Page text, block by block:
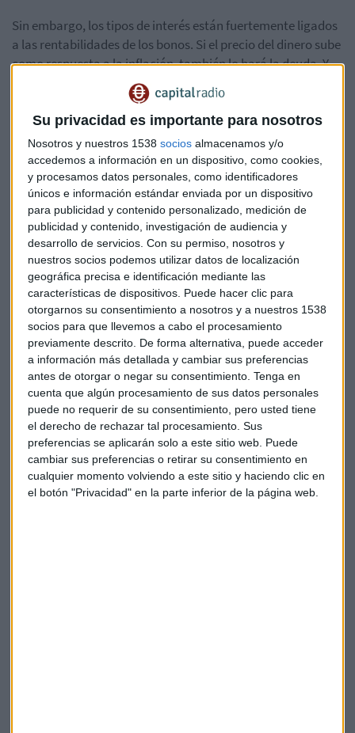
Su privacidad es importante para nosotros
Nosotros y nuestros 1538 socios almacenamos y/o
accedemos a información en un dispositivo, como cookies,
y procesamos datos personales, como identificadores
únicos e información estándar enviada por un dispositivo
para publicidad y contenido personalizado, medición de
publicidad y contenido, investigación de audiencia y
desarrollo de servicios. Con su permiso, nosotros y
nuestros socios podemos utilizar datos de localización
geográfica precisa e identificación mediante las
características de dispositivos. Puede hacer clic para
otorgarnos su consentimiento a nosotros y a nuestros 1538
socios para que llevemos a cabo el procesamiento
previamente descrito. De forma alternativa, puede acceder
a información más detallada y cambiar sus preferencias
antes de otorgar o negar su consentimiento. Tenga en
cuenta que algún procesamiento de sus datos personales
puede no requerir de su consentimiento, pero usted tiene
el derecho de rechazar tal procesamiento. Sus
preferencias se aplicarán solo a este sitio web. Puede
cambiar sus preferencias o retirar su consentimiento en
cualquier momento volviendo a este sitio y haciendo clic en
el botón "Privacidad" en la parte inferior de la página web.
Sin embargo, los tipos de interés están fuertemente ligados
a las rentabilidades de los bonos. Si el precio del dinero sube
como respuesta a la inflación, también lo hará la deuda. Y
ahora son los bonos los que se están adelantando a los
bancos centrales por las crecientes expectativas
inflacionistas
El "tigre" de la inflación ha despertado
Andy Haldane, economista jefe del Banco de Inglaterra, se
ha pronunciado sobre este miedo al repunte de los precios.
Citando al economista Friedrich von Hayek, Haldane
asegura que controlar la inflación es "como intentar pillar a
un tigre por la cola".
"Durante muchos años ese tigre inflacionario ha estado
dormido. Pero creo que los efectos combinados de estos
grandes shocks y las enormes políticas de apoyo a la
economía
han hecho que despierte de su letargo
explica. Añade que en este entorno "el acto de
domesticación del tigre por parte de los bancos centrales
difícil y peligroso".
La pelota está ahora en el tejado de los bancos centrales.
Después del fuerte repunte en los rendimientos de los bonos,
los banqueros no han tardado en pronunciarse. Christine
Lagarde, presidenta del BCE, confesó hace unos días que el